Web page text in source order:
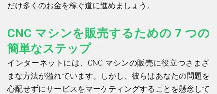
だけ多くのお金を稼ぐ道に進めましょう。
CNC マシンを販売するための 7 つの
簡単なステップ
インターネットには、CNC マシンの販売に役立つさまざ
まな方法が溢れています。しかし、彼らはあなたの問題を
心配せずにサービスをマーケティングすることを懸念して